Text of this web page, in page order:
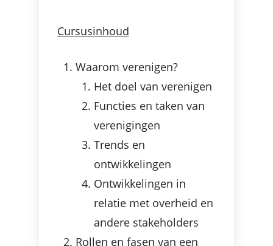
Cursusinhoud
Waarom verenigen?
Het doel van verenigen
Functies en taken van
verenigingen
Trends en
ontwikkelingen
Ontwikkelingen in
relatie met overheid en
andere stakeholders
Rollen en fasen van een